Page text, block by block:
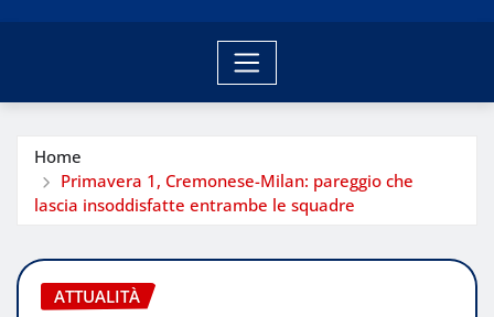
Home
Primavera 1, Cremonese-Milan: pareggio che
lascia insoddisfatte entrambe le squadre
ATTUALITÀ